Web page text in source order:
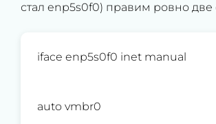
стал enp5s0f0) правим ровно две
iface enp5s0f0 inet manual
auto vmbr0